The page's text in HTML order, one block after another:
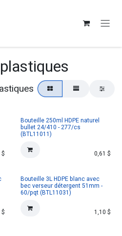
$
Bouteille 250ml HDPE naturel
bullet 24/410 - 277/cs
(BTL11011)
0,61 $
$
Bouteille 3L HDPE blanc avec
bec verseur détergent 51mm -
60/pqt (BTL11031)
1,10 $